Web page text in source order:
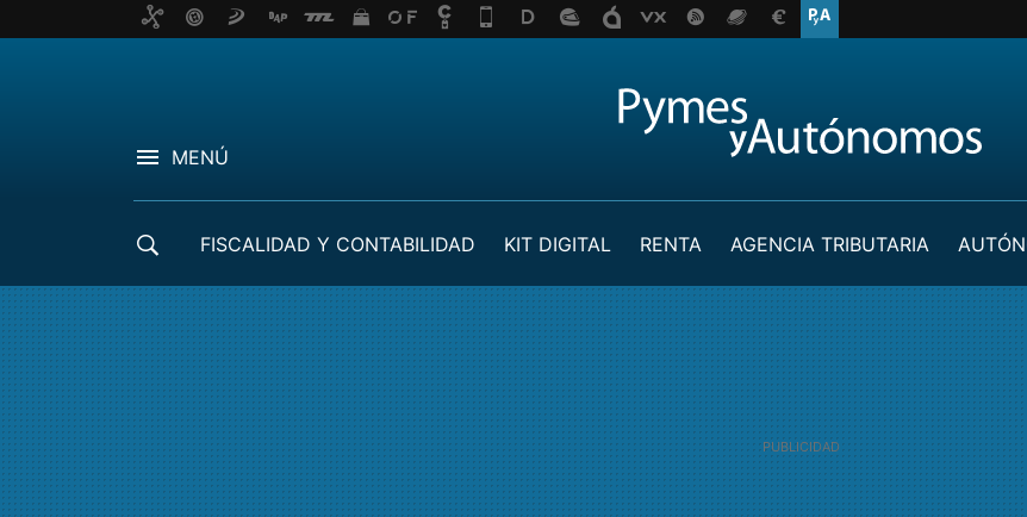
MENÚ
FISCALIDAD Y CONTABILIDAD KIT DIGITAL RENTA AGENCIA TRIBUTARIA